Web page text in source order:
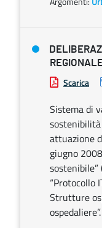
Scarica
Sistema di
attuazione
giugno
sostenibile”
“Protocollo
Strutture
ospedaliere”.